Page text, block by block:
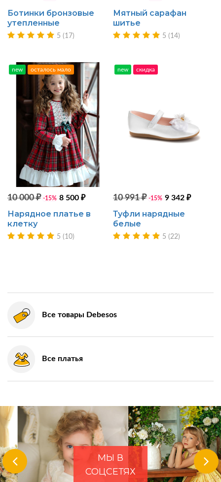
Ботинки бронзовые
утепленные
5 (17)
Мятный сарафан
шитье
5 (14)
new осталось мало
10 000 ₽ -15% 8 500 ₽
Нарядное платье в
клетку
5 (10)
new скидка
10 991 ₽ -15% 9 342 ₽
Туфли нарядные
белые
5 (22)
Все товары Debesos
Все платья
МЫ В
СОЦСЕТЯХ